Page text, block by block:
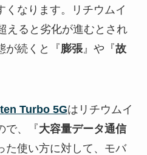
くなります。リチウムイ
えると劣化が進むとされ
が続くと『膨張』や『故
Turbo 5Gはリチウムイ
で、『大容量データ通信
た使い方に対して、モバ